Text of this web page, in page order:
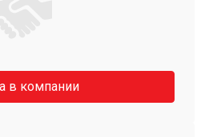
в компании